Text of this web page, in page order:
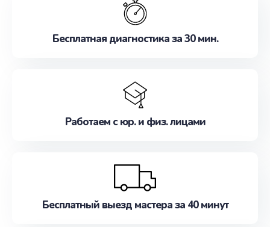
Бесплатная диагностика за 30 мин.
Работаем с юр. и физ. лицами
Бесплатный выезд мастера за 40 минут